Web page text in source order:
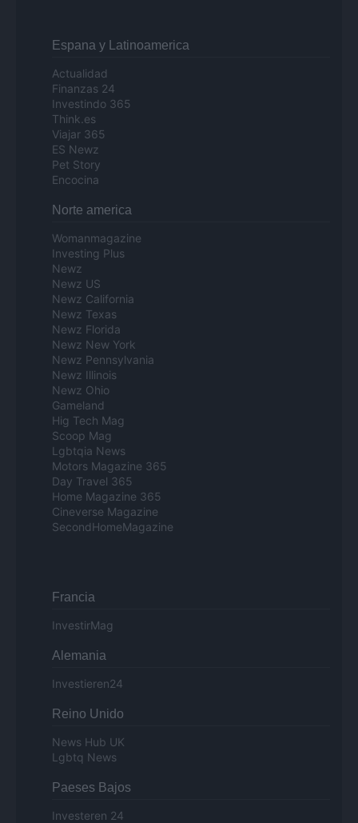
Espana y Latinoamerica
Actualidad
Finanzas 24
Investindo 365
Think.es
Viajar 365
ES Newz
Pet Story
Encocina
Norte america
Womanmagazine
Investing Plus
Newz
Newz US
Newz California
Newz Texas
Newz Florida
Newz New York
Newz Pennsylvania
Newz Illinois
Newz Ohio
Gameland
Hig Tech Mag
Scoop Mag
Lgbtqia News
Motors Magazine 365
Day Travel 365
Home Magazine 365
Cineverse Magazine
SecondHomeMagazine
Francia
InvestirMag
Alemania
Investieren24
Reino Unido
News Hub UK
Lgbtq News
Paeses Bajos
Investeren 24